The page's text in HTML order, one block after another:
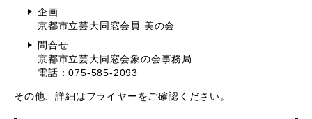
企画
京都市立芸大同窓会員 美の会
問合せ
京都市立芸大同窓会象の会事務局
電話：075-585-2093
その他、詳細はフライヤーをご確認ください。